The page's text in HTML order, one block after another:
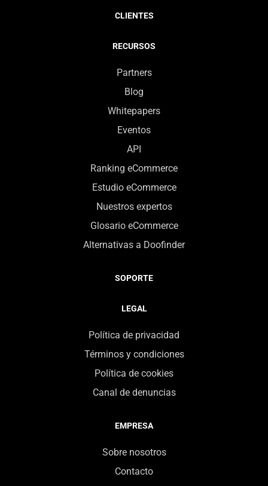
CLIENTES
RECURSOS
Partners
Blog
Whitepapers
Eventos
API
Ranking eCommerce
Estudio eCommerce
Nuestros expertos
Glosario eCommerce
Alternativas a Doofinder
SOPORTE
LEGAL
Política de privacidad
Términos y condiciones
Política de cookies
Canal de denuncias
EMPRESA
Sobre nosotros
Contacto